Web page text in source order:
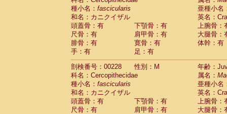
種小名： fascicularis
亜種小名
和名：カニクイザル
英名：
頭蓋骨：有
下顎骨：有
上腕骨：
尺骨：有
肩甲骨：有
大腿骨：
腓骨：有
寛骨：有
体幹：有
手：有
足：有
剖検番号：00228
性別：M
年齢：
科名：Cercopithecidae
属名：
種小名： fascicularis
亜種小名
和名：カニクイザル
英名：
頭蓋骨：有
下顎骨：有
上腕骨：
尺骨：有
肩甲骨：有
大腿骨：